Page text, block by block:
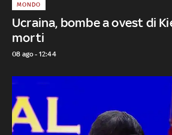
Ucraina, bombe a ovest di
morti
MONDO
08 ago - 12:44